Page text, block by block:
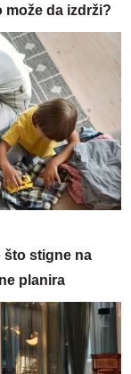
da izdrži?
što stigne na
planira